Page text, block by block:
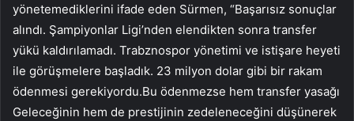
yönetemediklerini ifade eden Sürmen, “Başarısız sonuçlar
alındı. Şampiyonlar Ligi’nden elendikten sonra transfer
yükü kaldırılamadı. Trabznospor yönetimi ve istişare heyeti
ile görüşmelere başladık. 23 milyon dolar gibi bir rakam
ödenmesi gerekiyordu.Bu ödenmezse hem transfer yasağı
Geleceğinin hem de prestijinin zedeleneceğini düşünerek